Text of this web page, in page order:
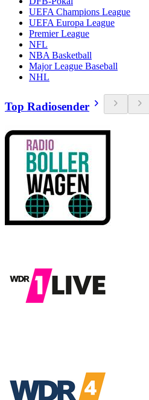
UEFA Champions League
UEFA Europa League
Premier League
NFL
NBA Basketball
Major League Baseball
NHL
Top Radiosender